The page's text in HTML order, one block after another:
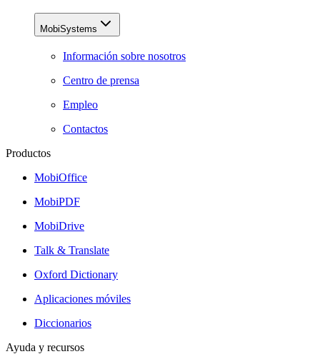
MobiSystems
Información sobre nosotros
Centro de prensa
Empleo
Contactos
Productos
MobiOffice
MobiPDF
MobiDrive
Talk & Translate
Oxford Dictionary
Aplicaciones móviles
Diccionarios
Ayuda y recursos